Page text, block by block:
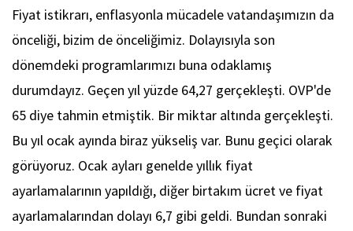
Fiyat istikrarı, enflasyonla mücadele vatandaşımızın da
önceliği, bizim de önceliğimiz. Dolayısıyla son
dönemdeki programlarımızı buna odaklamış
durumdayız. Geçen yıl yüzde 64,27 gerçekleşti. OVP'de
65 diye tahmin etmiştik. Bir miktar altında gerçekleşti.
Bu yıl ocak ayında biraz yükseliş var. Bunu geçici olarak
görüyoruz. Ocak ayları genelde yıllık fiyat
ayarlamalarının yapıldığı, diğer birtakım ücret ve fiyat
ayarlamalarından dolayı 6,7 gibi geldi. Bundan sonraki